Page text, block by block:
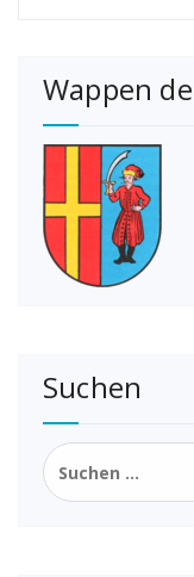
Wappen
Suchen
Suchen
nach: